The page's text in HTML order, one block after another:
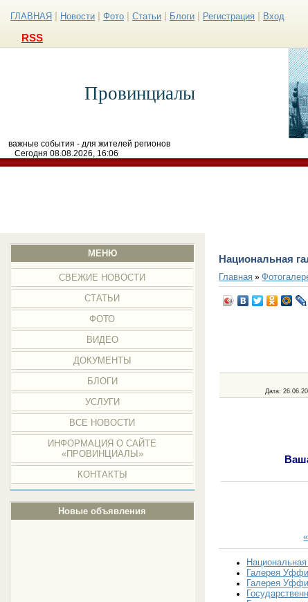
ГЛАВНАЯ Новости Фото Статьи Блоги Регистрация Вход
RSS
Провинциалы
важные события - для жителей регионов
Сегодня 08.08.2026, 16:06
МЕНЮ
СВЕЖИЕ НОВОСТИ
СТАТЬИ
ФОТО
ВИДЕО
ДОКУМЕНТЫ
БЛОГИ
УСЛУГИ
ВСЕ НОВОСТИ
ИНФОРМАЦИЯ О САЙТЕ
«ПРОВИНЦИАЛЫ»
КОНТАКТЫ
Новые объявления
Национальная
Главная »
Дата:
Галерея
Галерея